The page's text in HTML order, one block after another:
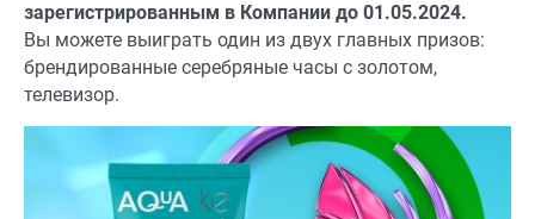
зарегистрированным в Компании до 01.05.2024.
Вы можете выиграть один из двух главных призов:
брендированные серебряные часы с золотом,
телевизор.